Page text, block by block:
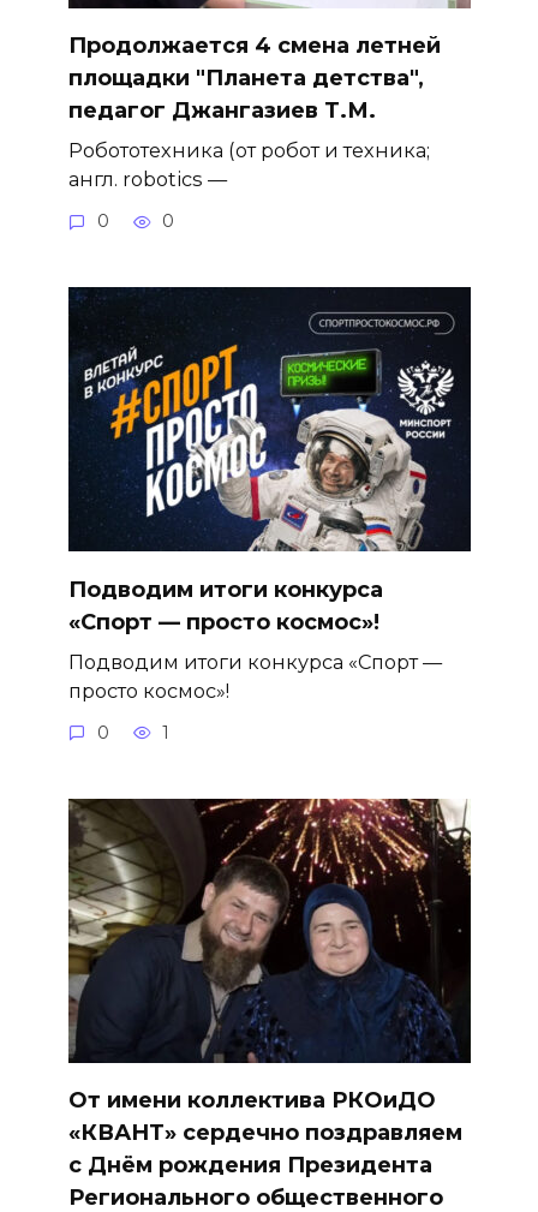
Продолжается 4 смена летней
площадки "Планета детства",
педагог Джангазиев Т.М.
Робототехника (от робот и техника;
англ. robotics —
0 0
Подводим итоги конкурса
«Спорт — просто космос»!
Подводим итоги конкурса «Спорт —
просто космос»!
0 1
От имени коллектива РКОиДО
«КВАНТ» сердечно поздравляем
с Днём рождения Президента
Регионального общественного